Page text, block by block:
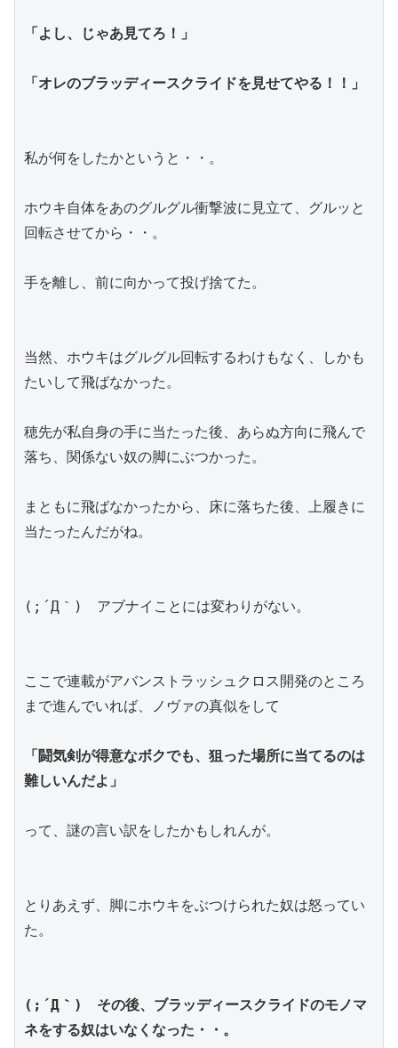
「よし、じゃあ見てろ！」
「オレのブラッディースクライドを見せてやる！！」
私が何をしたかというと・・。
ホウキ自体をあのグルグル衝撃波に見立て、グルッと
回転させてから・・。
手を離し、前に向かって投げ捨てた。
当然、ホウキはグルグル回転するわけもなく、しかも
たいして飛ばなかった。
穂先が私自身の手に当たった後、あらぬ方向に飛んで
落ち、関係ない奴の脚にぶつかった。
まともに飛ばなかったから、床に落ちた後、上履きに
当たったんだがね。
(;´Д｀)　アブナイことには変わりがない。
ここで連載がアバンストラッシュクロス開発のところ
まで進んでいれば、ノヴァの真似をして
「闘気剣が得意なボクでも、狙った場所に当てるのは
難しいんだよ」
って、謎の言い訳をしたかもしれんが。
とりあえず、脚にホウキをぶつけられた奴は怒ってい
た。
(;´Д｀)　その後、ブラッディースクライドのモノマ
ネをする奴はいなくなった・・。